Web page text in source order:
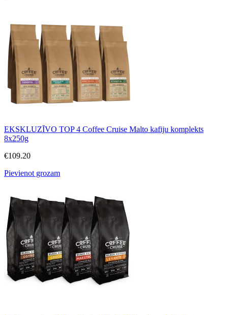
EKSKLUZĪVO TOP 4 Coffee Cruise Malto kafiju komplekts
8x250g
€109.20
Pievienot grozam